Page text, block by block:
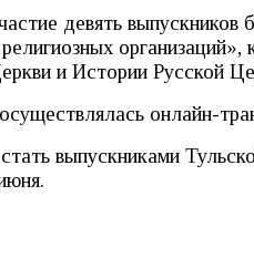
девять
и Истории Русской
онлайн-
выпускниками